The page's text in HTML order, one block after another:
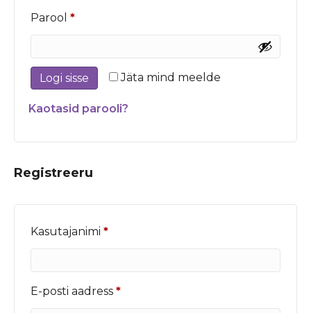
Parool *Nõutud
Jäta mind meelde
Logi sisse
Kaotasid parooli?
Registreeru
Kasutajanimi *Nõutud
E-posti aadress *Nõutud